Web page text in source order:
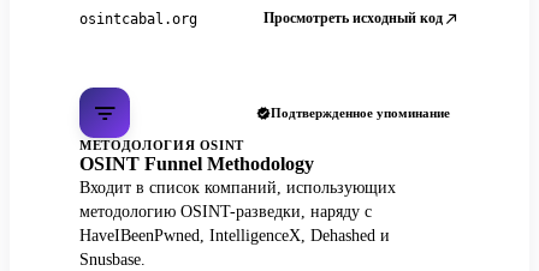
osintcabal.org Просмотреть исходный код
Подтвержденное упоминание
МЕТОДОЛОГИЯ OSINT
OSINT Funnel Methodology
Входит в список компаний, использующих
методологию OSINT-разведки, наряду с
HaveIBeenPwned, IntelligenceX, Dehashed и
Snusbase.